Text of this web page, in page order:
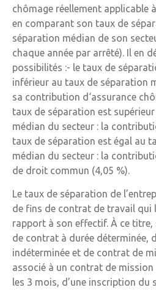
chômage réellement applicable
en comparant son taux de
séparation médian de son
chaque année par arrêté). Il en
possibilités :- le taux de
inférieur au taux de séparation
sa contribution d‘assurance
taux de séparation est
médian du secteur : la
taux de séparation est égal au
médian du secteur : la
de droit commun (4,05 %).
Le taux de séparation de
de fins de contrat de travail qui
rapport à son effectif. À ce titre,
de contrat à durée déterminée,
indéterminée et de contrat de
associé à un contrat de
les 3 mois, d’une inscription du